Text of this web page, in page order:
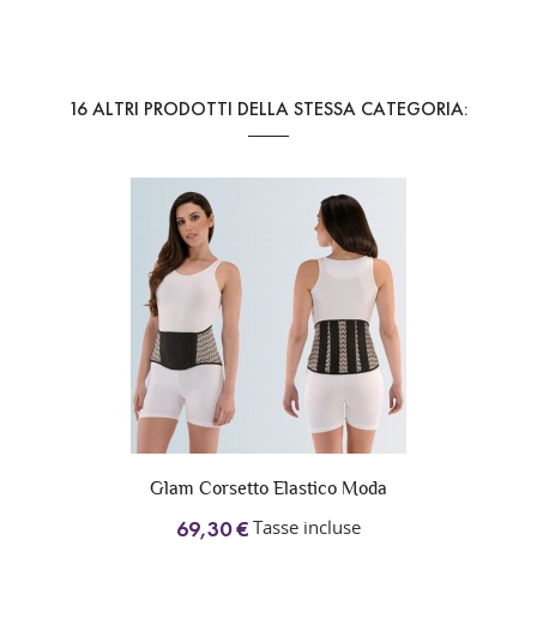
16 ALTRI PRODOTTI DELLA STESSA CATEGORIA:
Glam Corsetto Elastico Moda
69,30 € Tasse incluse